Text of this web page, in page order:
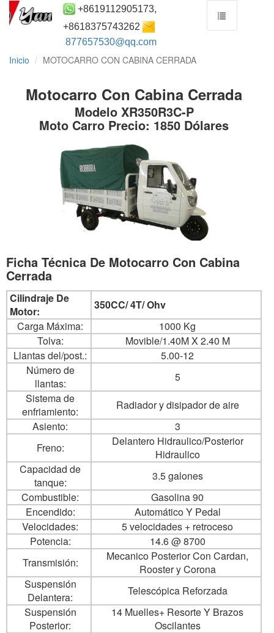
+8619112905173,
+8618375743262
877657530@qq.com
Inicio MOTOCARRO CON CABINA CERRADA
Motocarro Con Cabina Cerrada
Modelo XR350R3C-P
Moto Carro Precio: 1850 Dólares
Ficha Técnica De Motocarro Con Cabina
Cerrada
Cilindraje De
Motor:
350CC/ 4T/ Ohv
Carga Máxima:
1000 Kg
Tolva:
Movible/1.40M X 2.40 M
Llantas del/post.:
5.00-12
Número de
llantas:
5
Sistema de
enfriamiento:
Radiador y disipador de aire
Asiento:
3
Freno:
Delantero Hidraulico/Posterior
Hidraulico
Capacidad de
tanque:
3.5 galones
Combustible:
Gasolina 90
Encendido:
Automático Y Pedal
Velocidades:
5 velocidades + retroceso
Potencia:
14.6 @ 8700
Transmisión:
Mecanico Posterior Con Cardan,
Rooster y Corona
Suspensión
Delantera:
Telescópica Reforzada
Suspensión
Posterior:
14 Muelles+ Resorte Y Brazos
Oscilantes